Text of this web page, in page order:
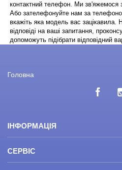
контактний телефон. Ми
Або зателефонуйте нам за
вкажіть яка модель вас
відповіді на ваші запитання,
допоможуть підібрати відповідний
Головна
ІНФОРМАЦІЯ
СЕРВІС